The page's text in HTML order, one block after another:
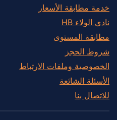
خدمة مطابقة الأسعار
نادي الولاء HB
مطابقة المستوى
شروط الحجز
الخصوصية وملفات الارتباط
الأسئلة الشائعة
للاتصال بنا